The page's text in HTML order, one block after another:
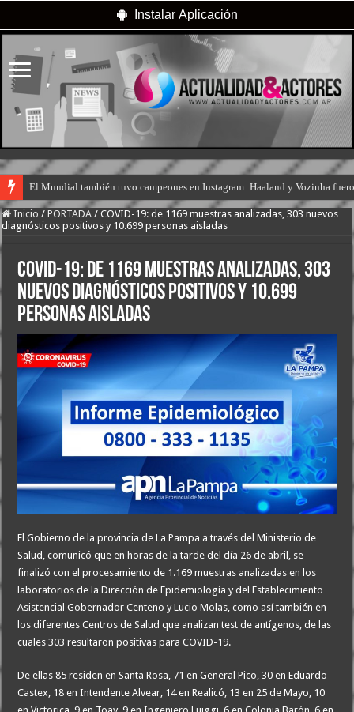
Instalar Aplicación
El Mundial también tuvo campeones en Instagram: Haaland y Vozinha
Inicio / PORTADA / COVID-19: de 1169 muestras analizadas, 303 nuevos
diagnósticos positivos y 10.699 personas aisladas
COVID-19: de 1169 muestras analizadas, 303
nuevos diagnósticos positivos y 10.699
personas aisladas
El Gobierno de la provincia de La Pampa a través del Ministerio de
Salud, comunicó que en horas de la tarde del día 26 de abril, se
finalizó con el procesamiento de 1.169 muestras analizadas en los
laboratorios de la Dirección de Epidemiología y del Establecimiento
Asistencial Gobernador Centeno y Lucio Molas, como así también en
los diferentes Centros de Salud que analizan test de antígenos, de las
cuales 303 resultaron positivas para COVID-19.
De ellas 85 residen en Santa Rosa, 71 en General Pico, 30 en Eduardo
Castex, 18 en Intendente Alvear, 14 en Realicó, 13 en 25 de Mayo, 10